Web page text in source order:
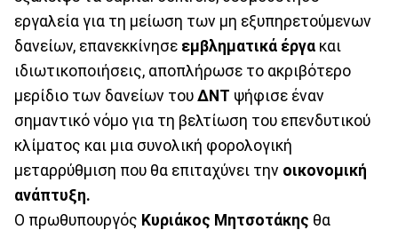
εργαλεία για τη μείωση των μη εξυπηρετούμενων
δανείων, επανεκκίνησε εμβληματικά έργα και
ιδιωτικοποιήσεις, αποπλήρωσε το ακριβότερο
μερίδιο των δανείων του ΔΝΤ ψήφισε έναν
σημαντικό νόμο για τη βελτίωση του επενδυτικού
κλίματος και μια συνολική φορολογική
μεταρρύθμιση που θα επιταχύνει την οικονομική
ανάπτυξη.
Ο πρωθυπουργός Κυριάκος Μητσοτάκης θα